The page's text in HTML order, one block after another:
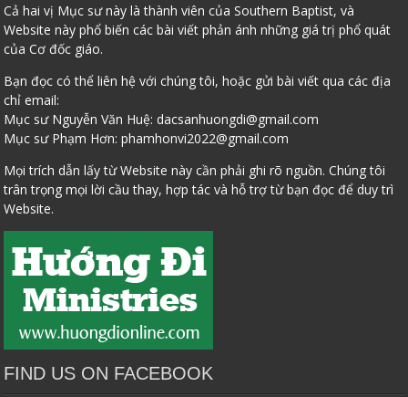
Cả hai vị Mục sư này là thành viên của Southern Baptist, và
Website này phổ biến các bài viết phản ánh những giá trị phổ quát
của Cơ đốc giáo.
Bạn đọc có thể liên hệ với chúng tôi, hoặc gửi bài viết qua các địa
chỉ email:
Mục sư Nguyễn Văn Huệ:dacsanhuongdi@gmail.com
Mục sư Phạm Hơn:phamhonvi2022@gmail.com
Mọi trích dẫn lấy từ Website này cần phải ghi rõ nguồn. Chúng tôi
trân trọng mọi lời cầu thay, hợp tác và hỗ trợ từ bạn đọc để duy trì
Website.
FIND US ON FACEBOOK